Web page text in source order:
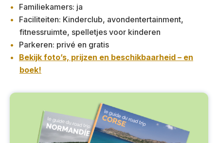
Familiekamers: ja
Faciliteiten: Kinderclub, avondentertainment,
fitnessruimte, spelletjes voor kinderen
Parkeren: privé en gratis
Bekijk foto’s, prijzen en beschikbaarheid – en
boek!